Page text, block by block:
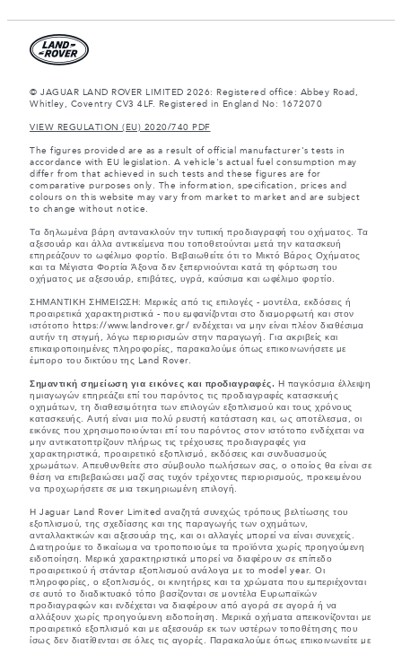
© JAGUAR LAND ROVER LIMITED 2026: Registered office: Abbey Road,
Whitley, Coventry CV3 4LF. Registered in England No: 1672070
VIEW REGULATION (EU) 2020/740 PDF
The figures provided are as a result of official manufacturer's tests in
accordance with EU legislation. A vehicle's actual fuel consumption may
differ from that achieved in such tests and these figures are for
comparative purposes only. The information, specification, prices and
colours on this website may vary from market to market and are subject
to change without notice.
Τα δηλωμένα βάρη αντανακλούν την τυπική προδιαγραφή του οχήματος. Τα
αξεσουάρ και άλλα αντικείμενα που τοποθετούνται μετά την κατασκευή
επηρεάζουν το ωφέλιμο φορτίο. Βεβαιωθείτε ότι το Μικτό Βάρος Οχήματος
και τα Μέγιστα Φορτία Άξονα δεν ξεπερνιούνται κατά τη φόρτωση του
οχήματος με αξεσουάρ, επιβάτες, υγρά, καύσιμα και ωφέλιμο φορτίο.
ΣΗΜΑΝΤΙΚΗ ΣΗΜΕΙΩΣΗ: Μερικές από τις επιλογές - μοντέλα, εκδόσεις ή
προαιρετικά χαρακτηριστικά - που εμφανίζονται στο διαμορφωτή και στον
ιστότοπο https://www.landrover.gr/ ενδέχεται να μην είναι πλέον διαθέσιμα
αυτήν τη στιγμή, λόγω περιορισμών στην παραγωγή. Για ακριβείς και
επικαιροποιημένες πληροφορίες, παρακαλούμε όπως επικοινωνήσετε με
έμπορο του δικτύου της Land Rover.
Σημαντική σημείωση για εικόνες και προδιαγραφές. Η παγκόσμια έλλειψη
ημιαγωγών επηρεάζει επί του παρόντος τις προδιαγραφές κατασκευής
οχημάτων, τη διαθεσιμότητα των επιλογών εξοπλισμού και τους χρόνους
κατασκευής. Αυτή είναι μια πολύ ρευστή κατάσταση και, ως αποτέλεσμα, οι
εικόνες που χρησιμοποιούνται επί του παρόντος στον ιστότοπο ενδέχεται να
μην αντικατοπτρίζουν πλήρως τις τρέχουσες προδιαγραφές για
χαρακτηριστικά, προαιρετικό εξοπλισμό, εκδόσεις και συνδυασμούς
χρωμάτων. Απευθυνθείτε στο σύμβουλο πωλήσεων σας, ο οποίος θα είναι σε
θέση να επιβεβαιώσει μαζί σας τυχόν τρέχοντες περιορισμούς, προκειμένου
να προχωρήσετε σε μια τεκμηριωμένη επιλογή.
Η Jaguar Land Rover Limited αναζητά συνεχώς τρόπους βελτίωσης του
εξοπλισμού, της σχεδίασης και της παραγωγής των οχημάτων,
ανταλλακτικών και αξεσουάρ της, και οι αλλαγές μπορεί να είναι συνεχείς.
Διατηρούμε το δικαίωμα να τροποποιούμε τα προϊόντα χωρίς προηγούμενη
ειδοποίηση. Μερικά χαρακτηριστικά μπορεί να διαφέρουν σε επίπεδο
προαιρετικού ή στάνταρ εξοπλισμού ανάλογα με το model year. Οι
πληροφορίες, ο εξοπλισμός, οι κινητήρες και τα χρώματα που εμπεριέχονται
σε αυτό το διαδικτυακό τόπο βασίζονται σε μοντέλα Ευρωπαϊκών
προδιαγραφών και ενδέχεται να διαφέρουν από αγορά σε αγορά ή να
αλλάξουν χωρίς προηγούμενη ειδοποίηση. Μερικά οχήματα απεικονίζονται με
προαιρετικό εξοπλισμό και με αξεσουάρ εκ των υστέρων τοποθέτησης που
ίσως δεν διατίθενται σε όλες τις αγορές. Παρακαλούμε όπως επικοινωνείτε με